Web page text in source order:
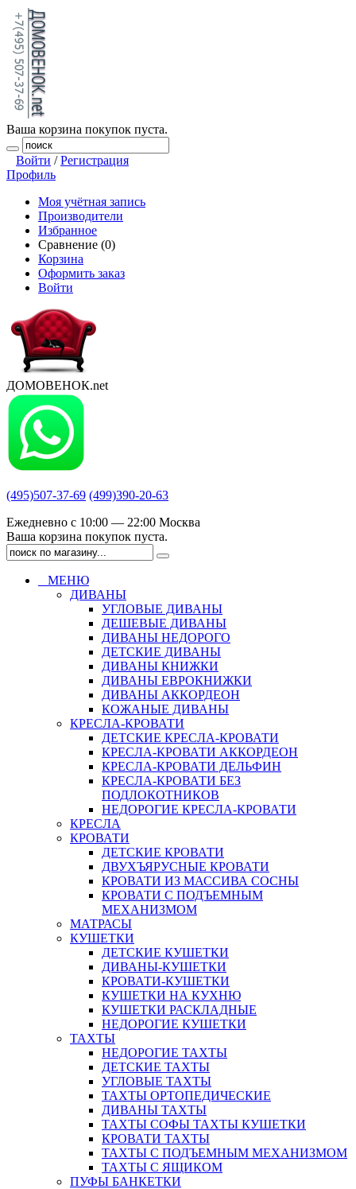
Ваша корзина покупок пуста.
Войти /Регистрация
Профиль
Моя учётная запись
Производители
Избранное
Сравнение (0)
Корзина
Оформить заказ
Войти
ДОМОВЕНОК.net
(495)507-37-69 (499)390-20-63
Ежедневно с 10:00 — 22:00 Москва
Ваша корзина покупок пуста.
МЕНЮ
ДИВАНЫ
УГЛОВЫЕ ДИВАНЫ
ДЕШЕВЫЕ ДИВАНЫ
ДИВАНЫ НЕДОРОГО
ДЕТСКИЕ ДИВАНЫ
ДИВАНЫ КНИЖКИ
ДИВАНЫ ЕВРОКНИЖКИ
ДИВАНЫ АККОРДЕОН
КОЖАНЫЕ ДИВАНЫ
КРЕСЛА-КРОВАТИ
ДЕТСКИЕ КРЕСЛА-КРОВАТИ
КРЕСЛА-КРОВАТИ АККОРДЕОН
КРЕСЛА-КРОВАТИ ДЕЛЬФИН
КРЕСЛА-КРОВАТИ БЕЗ
ПОДЛОКОТНИКОВ
НЕДОРОГИЕ КРЕСЛА-КРОВАТИ
КРЕСЛА
КРОВАТИ
ДЕТСКИЕ КРОВАТИ
ДВУХЪЯРУСНЫЕ КРОВАТИ
КРОВАТИ ИЗ МАССИВА СОСНЫ
КРОВАТИ С ПОДЪЕМНЫМ
МЕХАНИЗМОМ
МАТРАСЫ
КУШЕТКИ
ДЕТСКИЕ КУШЕТКИ
ДИВАНЫ-КУШЕТКИ
КРОВАТИ-КУШЕТКИ
КУШЕТКИ НА КУХНЮ
КУШЕТКИ РАСКЛАДНЫЕ
НЕДОРОГИЕ КУШЕТКИ
ТАХТЫ
НЕДОРОГИЕ ТАХТЫ
ДЕТСКИЕ ТАХТЫ
УГЛОВЫЕ ТАХТЫ
ТАХТЫ ОРТОПЕДИЧЕСКИЕ
ДИВАНЫ ТАХТЫ
ТАХТЫ СОФЫ ТАХТЫ КУШЕТКИ
КРОВАТИ ТАХТЫ
ТАХТЫ С ПОДЪЕМНЫМ МЕХАНИЗМОМ
ТАХТЫ С ЯЩИКОМ
ПУФЫ БАНКЕТКИ